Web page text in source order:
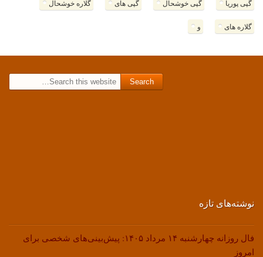
گپی پوریا گپی خوشحال گپی های گلاره خوشحال
گلاره های و
نوشته‌های تازه
فال روزانه چهارشنبه ۱۴ مرداد ۱۴۰۵: پیش‌بینی‌های شخصی برای
امروز